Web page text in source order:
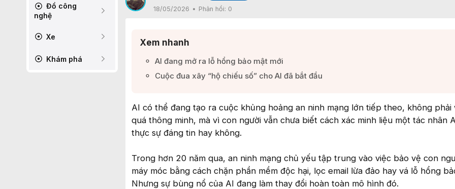
Đồ công
nghệ
Xe
Khám phá
18/05/2026
Phản hồi: 0
Xem nhanh
AI đang mở ra lỗ hổng bảo mật mới​
Cuộc đua xây “hộ chiếu số” cho AI đã bắt đầu​
AI có thể đang tạo ra cuộc khủng hoảng an ninh mạng lớn tiếp theo, không phải
quá thông minh, mà vì con người vẫn chưa biết cách xác minh liệu một tác nhân
thực sự đáng tin hay không.
Trong hơn 20 năm qua, an ninh mạng chủ yếu tập trung vào việc bảo vệ con
máy móc bằng cách chặn phần mềm độc hại, lọc email lừa đảo hay vá lỗ hổng
Nhưng sự bùng nổ của AI đang làm thay đổi hoàn toàn mô hình đó.